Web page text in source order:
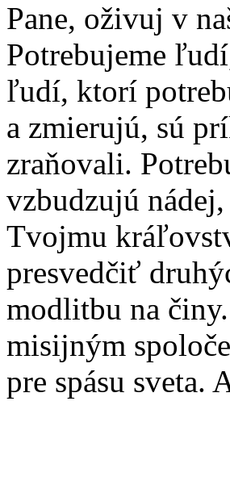
Pane, oživuj v
Potrebujeme
ľudí, ktorí
a zmierujú, sú
zraňovali.
vzbudzujú nádej,
Tvojmu
presvedčiť
modlitbu na
misijným
pre spásu sveta.